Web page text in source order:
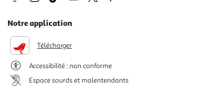
Notre application
Télécharger
Accessibilité : non conforme
Espace sourds et malentendants